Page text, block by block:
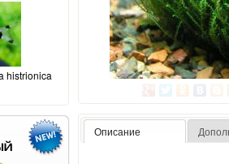
Описание
histrionica